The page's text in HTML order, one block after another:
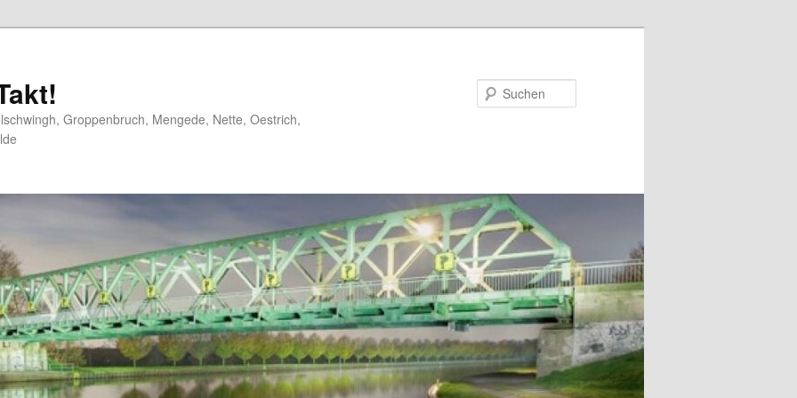
Groppenbruch, Mengede, Nette, Oestrich,